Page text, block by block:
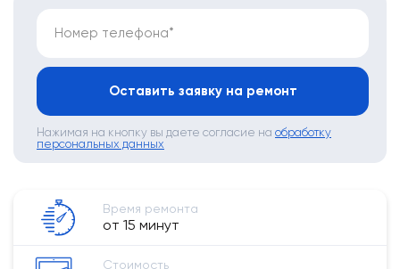
Номер телефона*
Оставить заявку на ремонт
Нажимая на кнопку вы даете согласие на обработку
персональных данных
Время ремонта
от 15 минут
Стоимость